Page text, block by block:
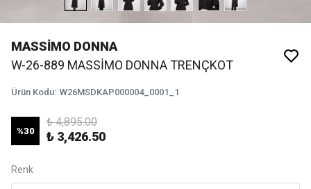
MASSİMO DONNA
W-26-889 MASSİMO DONNA TRENÇKOT
Ürün Kodu: W26MSDKAP000004_0001_1
%30
₺ 4,895.00
₺ 3,426.50
Renk